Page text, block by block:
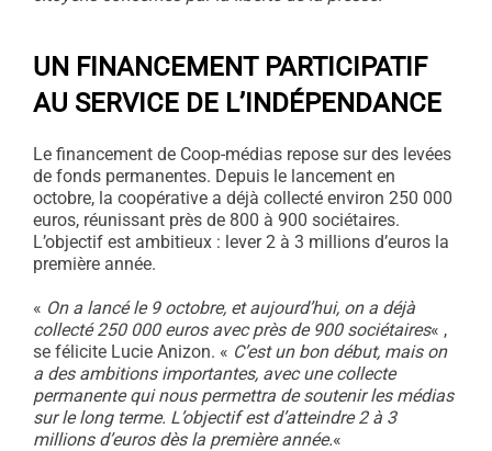
UN FINANCEMENT PARTICIPATIF
AU SERVICE DE L’INDÉPENDANCE
Le financement de Coop-médias repose sur des levées
de fonds permanentes. Depuis le lancement en
octobre, la coopérative a déjà collecté environ 250 000
euros, réunissant près de 800 à 900 sociétaires.
L’objectif est ambitieux : lever 2 à 3 millions d’euros la
première année.
« On a lancé le 9 octobre, et aujourd’hui, on a déjà
collecté 250 000 euros avec près de 900 sociétaires« ,
se félicite Lucie Anizon. « C’est un bon début, mais on
a des ambitions importantes, avec une collecte
permanente qui nous permettra de soutenir les médias
sur le long terme. L’objectif est d’atteindre 2 à 3
millions d’euros dès la première année.«